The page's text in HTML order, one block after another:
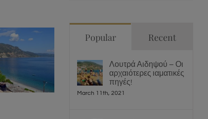
Popular Recent
Λουτρά Αιδηψού – Οι
αρχαιότερες ιαματικές
πηγές!
March 11th, 2021